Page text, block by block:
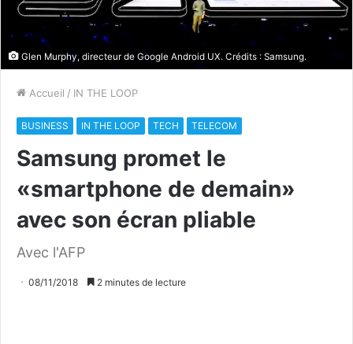
Glen Murphy, directeur de Google Android UX. Crédits : Samsung.
Accueil / IN THE LOOP
BUSINESS IN THE LOOP TECH TELECOM
Samsung promet le
«smartphone de demain»
avec son écran pliable
Avec l'AFP
08/11/2018 2 minutes de lecture